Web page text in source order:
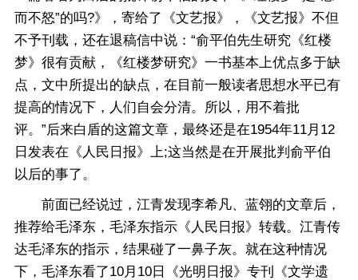
而不怒”的吗?》，寄给了《文艺报》，《文艺报》不但
不予刊载，还在退稿信中说：“俞平伯先生研究《红楼
梦》很有贡献，《红楼梦研究》一书基本上优点多于缺
点，文中所提出的缺点，在目前一般读者思想水平已有
提高的情况下，人们自会分清。所以，用不着批
评。”后来白盾的这篇文章，最终还是在1954年11月12
日发表在《人民日报》上;这当然是在开展批判俞平伯
以后的事了。
前面已经说过，江青发现李希凡、蓝翎的文章后，
推荐给毛泽东，毛泽东指示《人民日报》转载。江青传
达毛泽东的指示，结果碰了一鼻子灰。就在这种情况
下，毛泽东看了10月10日《光明日报》专刊《文学遗